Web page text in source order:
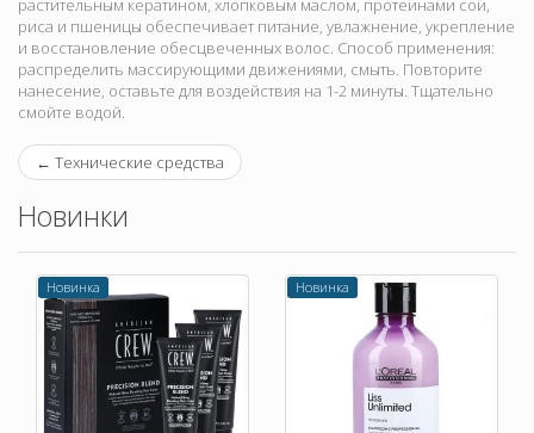
растительным кератином, хлопковым маслом, протеинами сои,
риса и пшеницы обеспечивает питание, увлажнение, укрепление
и восстановление обесцвеченных волос. Способ применения:
распределить массирующими движениями, смыть. Повторите
нанесение, оставьте для воздействия на 1-2 минуты. Тщательно
смойте водой.
← Технические средства
Новинки
Новинка Новинка